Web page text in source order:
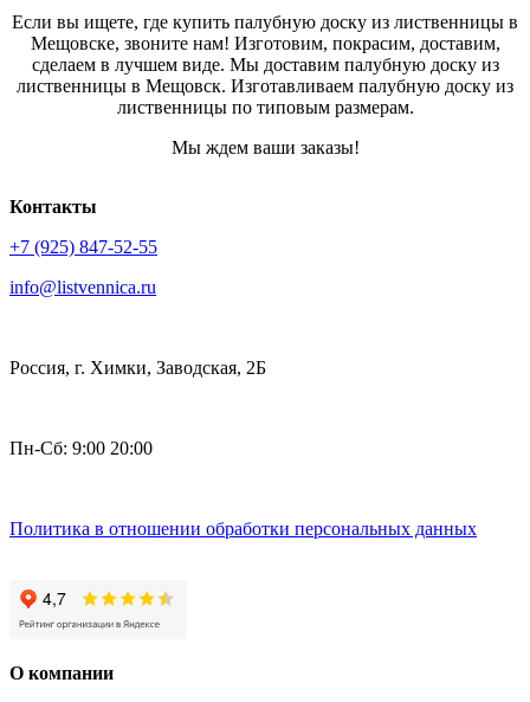
Если вы ищете, где купить палубную доску из лиственницы в
Мещовске, звоните нам! Изготовим, покрасим, доставим,
сделаем в лучшем виде. Мы доставим палубную доску из
лиственницы в Мещовск. Изготавливаем палубную доску из
лиственницы по типовым размерам.
Мы ждем ваши заказы!
Контакты
+7 (925) 847-52-55
info@listvennica.ru
Россия, г. Химки, Заводская, 2Б
Пн-Сб: 9:00 20:00
Политика в отношении обработки персональных данных
О компании